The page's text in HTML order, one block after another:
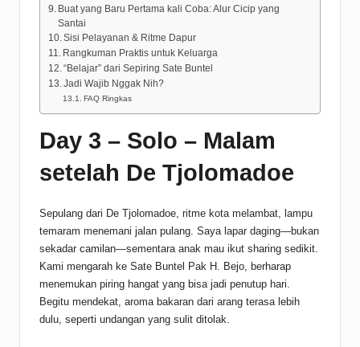
Buat yang Baru Pertama kali Coba: Alur Cicip yang
Santai
Sisi Pelayanan & Ritme Dapur
Rangkuman Praktis untuk Keluarga
“Belajar” dari Sepiring Sate Buntel
Jadi Wajib Nggak Nih?
FAQ Ringkas
Day 3 – Solo – Malam
setelah De Tjolomadoe
Sepulang dari De Tjolomadoe, ritme kota melambat, lampu
temaram menemani jalan pulang. Saya lapar daging—bukan
sekadar camilan—sementara anak mau ikut sharing sedikit.
Kami mengarah ke Sate Buntel Pak H. Bejo, berharap
menemukan piring hangat yang bisa jadi penutup hari.
Begitu mendekat, aroma bakaran dari arang terasa lebih
dulu, seperti undangan yang sulit ditolak.